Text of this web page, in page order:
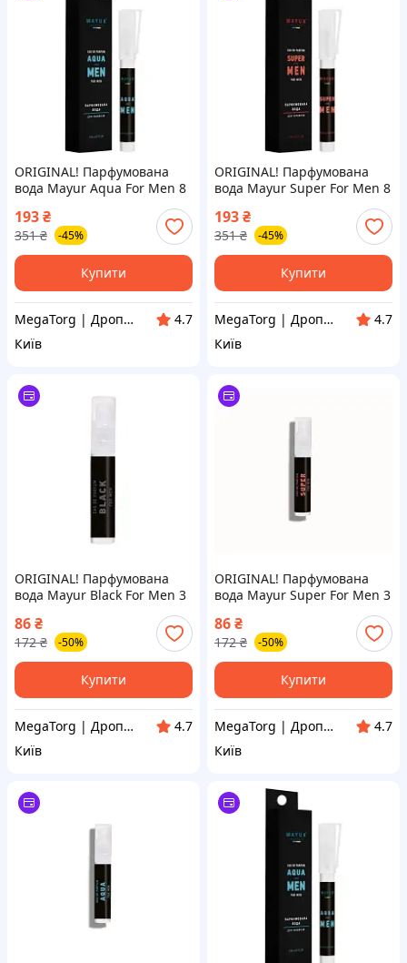
ORIGINAL! Парфумована
вода Mayur Aqua For Men 8
мл (4820230955385) - Якість!
Гарантія! MegaTorg.com.ua
193₴
351 ₴ -45%
Купити
MegaTorg | Дропшиппінг та Опт
4.7
Київ
ORIGINAL! Парфумована
вода Mayur Super For Men 8
мл (4820230955378) - Якість!
Гарантія! MegaTorg.com.ua
193₴
351 ₴ -45%
Купити
MegaTorg | Дропшиппінг та Опт
4.7
Київ
ORIGINAL! Парфумована
вода Mayur Black For Men 3
мл (2200005181812) - Якість!
Гарантія! MegaTorg.com.ua
86₴
172 ₴ -50%
Купити
MegaTorg | Дропшиппінг та Опт
4.7
Київ
ORIGINAL! Парфумована
вода Mayur Super For Men 3
мл (2200005181829) - Якість!
Гарантія! MegaTorg.com.ua
86₴
172 ₴ -50%
Купити
MegaTorg | Дропшиппінг та Опт
4.7
Київ